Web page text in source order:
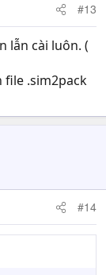
#13
lẫn cài luôn. (
file .sim2pack
#14